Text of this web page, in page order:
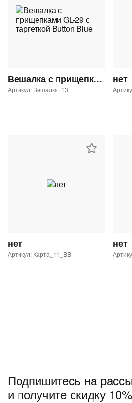
Вешалка с прищепками GL-29 с таргеткой Button Blue
Артикул: Вешалка_13
нет
нет
Артикул: Карта_11_BB
нет
Подпишитесь на
и получите скидку 10%